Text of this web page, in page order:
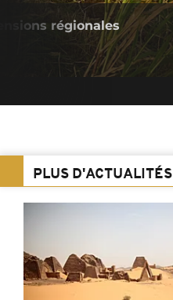
régionales
PLUS D'ACTUALITÉS